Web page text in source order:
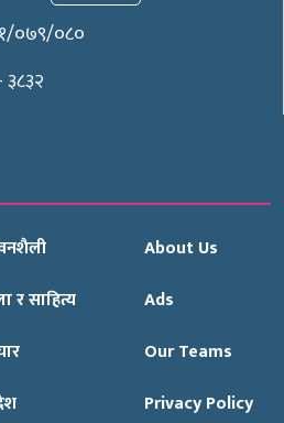
०७९/०८०
र साहित्य
About Us
Ads
Our Teams
Privacy Policy